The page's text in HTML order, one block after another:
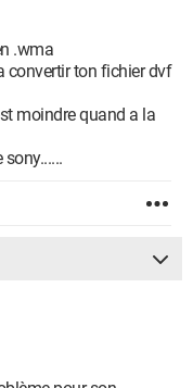
.wma
convertir ton fichier dvf
moindre quand a la